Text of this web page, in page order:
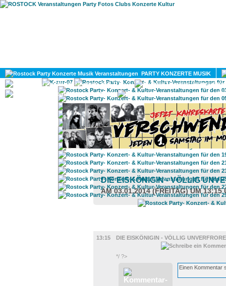
PARTY KONZERTE MUSIK
KULTUR
GAY
DIE EISKÖNIGIN - VÖLLIG
AM 03.01.2014 (FREITAG) UM 13:15
13:15
DIE EISKÖNIGIN - VÖLLIG
*/ ?>